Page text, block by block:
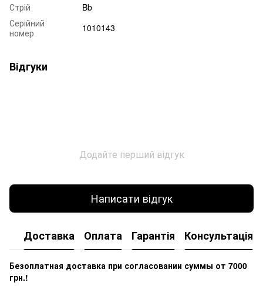
Стрій
Bb
Серійний
номер
1010143
Відгуки
Додайте перший відгук
Написати відгук
Доставка Оплата Гарантія Консультація
Безоплатная доставка при согласовании суммы от 7000
грн.!